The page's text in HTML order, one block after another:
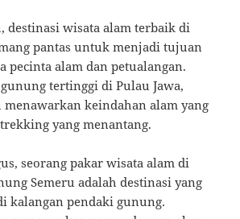
destinasi wisata alam terbaik di
pantas untuk menjadi tujuan
pecinta alam dan petualangan.
tertinggi di Pulau Jawa,
menawarkan keindahan alam yang
yang menantang.
seorang pakar wisata alam di
Semeru adalah destinasi yang
kalangan pendaki gunung.